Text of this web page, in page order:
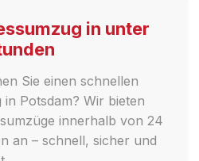
in unter
Sie einen schnellen
in Potsdam? Wir bieten
innerhalb von 24
an – schnell, sicher und